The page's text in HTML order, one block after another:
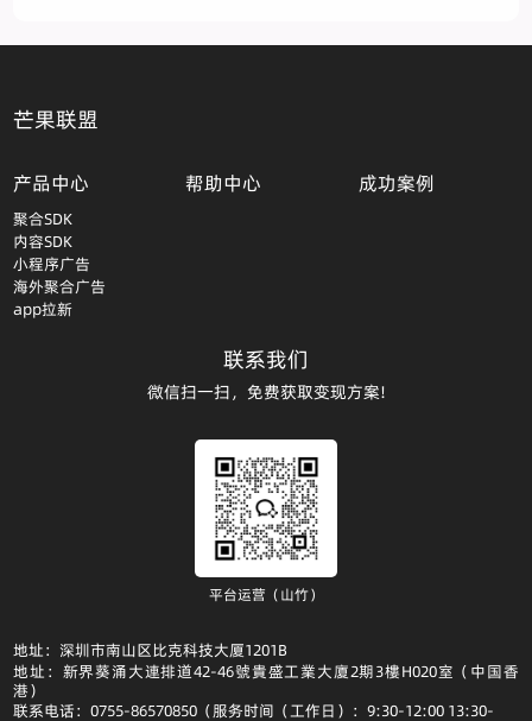
芒果联盟
产品中心
聚合SDK
内容SDK
小程序广告
海外聚合广告
app拉新
帮助中心 成功案例
联系我们
微信扫一扫，免费获取变现方案!
平台运营（山竹）
地址：深圳市南山区比克科技大厦1201B
地址：新界葵涌大連排道42-46號貴盛工業大廈2期3樓H020室（中国香
港）
联系电话：0755-86570850（服务时间（工作日）：9:30-12:00 13:30-